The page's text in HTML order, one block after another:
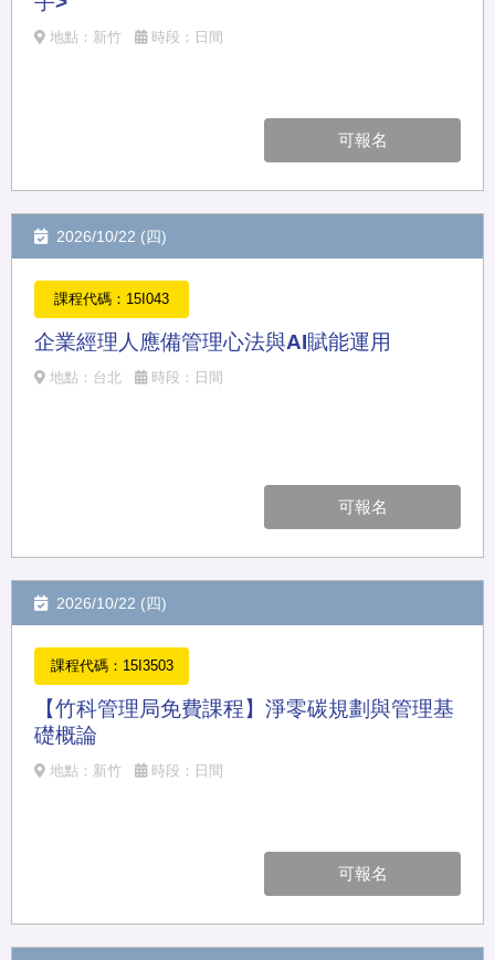
地點：新竹 時段：日間
可報名
2026/10/22 (四)
課程代碼：15I043
企業經理人應備管理心法與AI賦能運用
地點：台北 時段：日間
可報名
2026/10/22 (四)
課程代碼：15I3503
【竹科管理局免費課程】淨零碳規劃與管理基
礎概論
地點：新竹 時段：日間
可報名